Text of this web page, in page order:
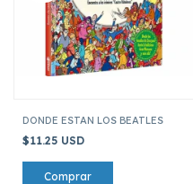
DONDE ESTAN LOS BEATLES
$11.25 USD